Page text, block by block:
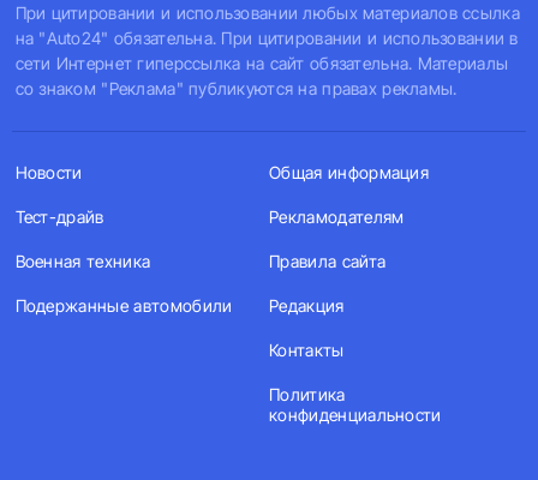
При цитировании и использовании любых материалов ссылка
на "Auto24" обязательна. При цитировании и использовании в
сети Интернет гиперссылка на сайт обязательна. Материалы
со знаком "Реклама" публикуются на правах рекламы.
Новости
Тест-драйв
Военная техника
Подержанные автомобили
Общая информация
Рекламодателям
Правила сайта
Редакция
Контакты
Политика
конфиденциальности